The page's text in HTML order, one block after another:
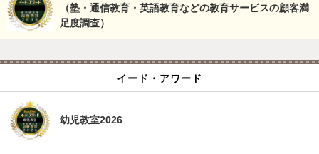
（塾・通信教育・英語教育などの教育サービスの顧客満
足度調査）
イード・アワード
幼児教室2026